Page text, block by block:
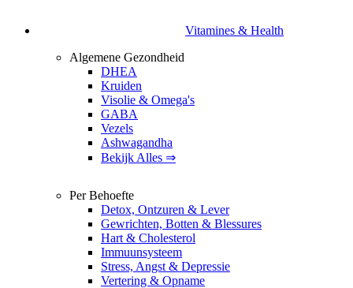
Vitamines & Health
Algemene Gezondheid
DHEA
Kruiden
Visolie & Omega's
GABA
Vezels
Ashwagandha
Bekijk Alles ⇒
Per Behoefte
Detox, Ontzuren & Lever
Gewrichten, Botten & Blessures
Hart & Cholesterol
Immuunsysteem
Stress, Angst & Depressie
Vertering & Opname